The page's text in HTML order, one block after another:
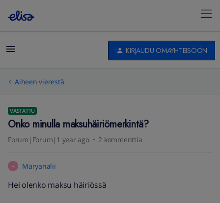
KIRJAUDU OMAYHTEISÖÖN
Aiheen vierestä
VASTATTU
Onko minulla maksuhäiriömerkintä?
Forum|Forum|1 year ago 2 kommenttia
M Maryanalii
Hei olenko maksu häiriössä